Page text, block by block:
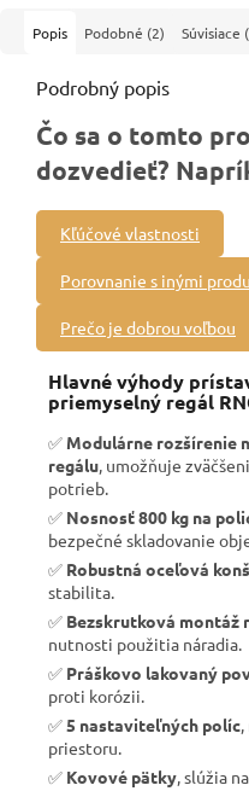
Popis Podobné (2) Súvisiace
Podrobný popis
Čo sa o tomto
dozvedieť?
Kľúčové vlastnosti
Porovnanie s inými
Prečo je dobrou voľbou
Hlavné výhody
priemyselný regál
✅ Modulárne rozšírenie
regálu , umožňuje
potrieb.
✅ Nosnosť 800 kg na
bezpečné skladovanie
✅ Robustná oceľová
stabilita.
✅ Bezskrutková montáž
nutnosti použitia náradia.
✅ Práškovo lakovaný
proti korózii.
✅ 5 nastaviteľných políc
priestoru.
✅ Kovové pätky , slúžia